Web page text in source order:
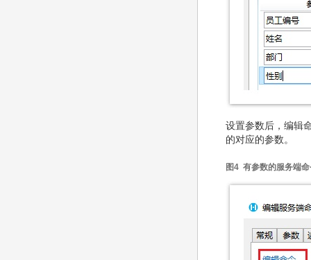
设置参数后，编辑
的对应的参数。
图4 有参数的服务端